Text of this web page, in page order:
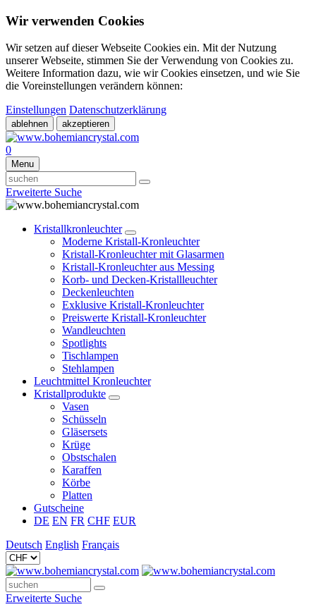
Wir verwenden Cookies
Wir setzen auf dieser Webseite Cookies ein. Mit der Nutzung
unserer Webseite, stimmen Sie der Verwendung von Cookies zu.
Weitere Information dazu, wie wir Cookies einsetzen, und wie Sie
die Voreinstellungen verändern können:
Einstellungen Datenschutzerklärung
ablehnen akzeptieren
0
Menu
Erweiterte Suche
Kristallkronleuchter
Moderne Kristall-Kronleuchter
Kristall-Kronleuchter mit Glasarmen
Kristall-Kronleuchter aus Messing
Korb- und Decken-Kristallleuchter
Deckenleuchten
Exklusive Kristall-Kronleuchter
Preiswerte Kristall-Kronleuchter
Wandleuchten
Spotlights
Tischlampen
Stehlampen
Leuchtmittel Kronleuchter
Kristallprodukte
Vasen
Schüsseln
Gläsersets
Krüge
Obstschalen
Karaffen
Körbe
Platten
Gutscheine
DE EN FR CHF EUR
Deutsch English Français
Erweiterte Suche